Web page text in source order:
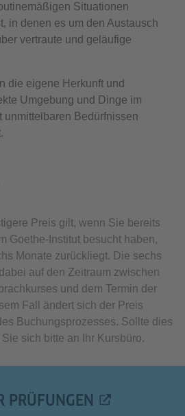
Situationen
in denen es um den Austausch
vertraute und geläufige
die eigene Herkunft und
Umgebung und Dinge im
unmittelbaren Bedürfnissen
Preis gilt, wenn Sie bereits
Goethe-Institut besucht haben,
Monate zurückliegt. Die sechs
auf den Zeitraum zwischen
und dem Termin der
Fall ändert sich der Preis
Buchungsprozesses. Sollte dies
sich bitte an Ihr Kursbüro.
PRÜFUNGEN